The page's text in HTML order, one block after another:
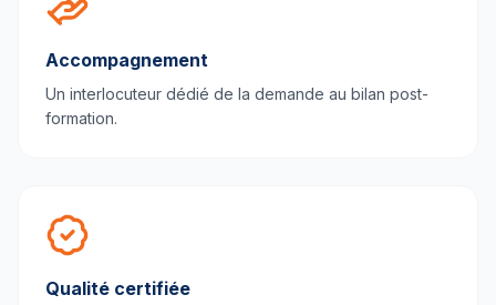
Accompagnement
Un interlocuteur dédié de la demande au bilan post-
formation.
Qualité certifiée